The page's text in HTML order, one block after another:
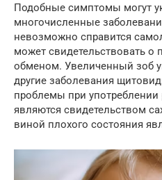
Подобные симптомы могут
многочисленные
невозможно справится
может свидетельствовать о
обменом. Увеличенный зоб
другие заболевания
проблемы при употреблении
являются свидетельством
виной плохого состояния